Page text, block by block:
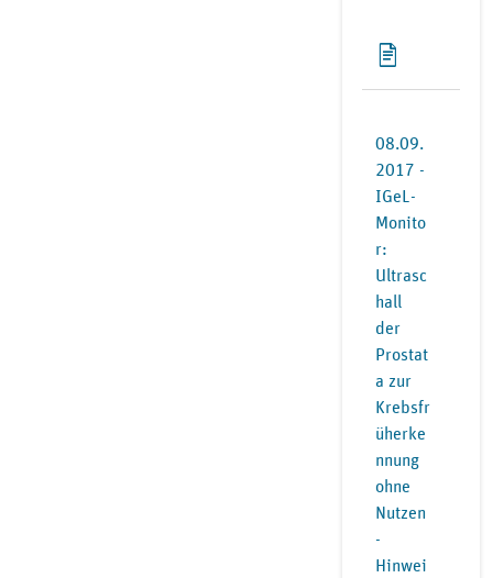
08.09.
2017 -
IGeL-
Monito
r:
Ultrasc
hall
der
Prostat
a zur
Krebsfr
üherke
nnung
ohne
Nutzen
-
Hinwei